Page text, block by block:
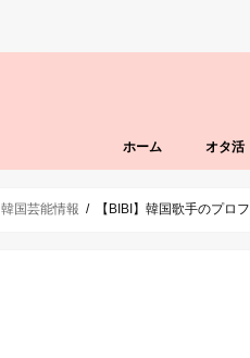
ホーム オタ活
韓国芸能情報 【BIBI】韓国歌手のプロ